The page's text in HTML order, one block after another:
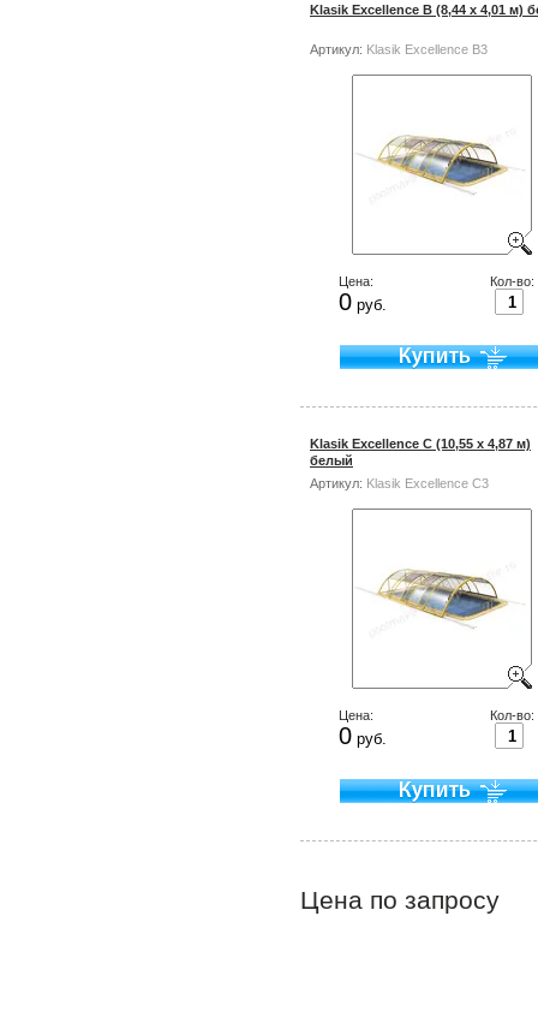
Klasik Excellence B (8,44 х 4,01 м)
Артикул: Klasik Excellence B3
Цена:
0 руб.
Кол-во:
Klasik Excellence C (10,55 х 4,87 м)
белый
Артикул: Klasik Excellence C3
Цена:
0 руб.
Кол-во:
Цена по запросу